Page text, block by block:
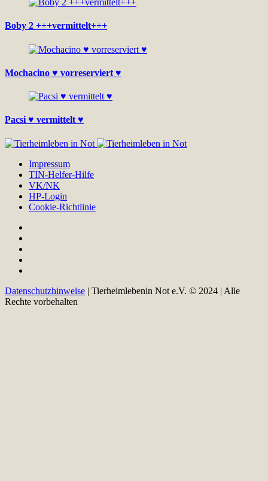
Boby 2 +++vermittelt+++
Mochacino ♥ vorreserviert ♥
Pacsi ♥ vermittelt ♥
Impressum
TIN-Helfer-Hilfe
VK/NK
HP-Login
Cookie-Richtlinie
Datenschutzhinweise | Tierheimlebenin Not e.V. © 2024 | Alle
Rechte vorbehalten